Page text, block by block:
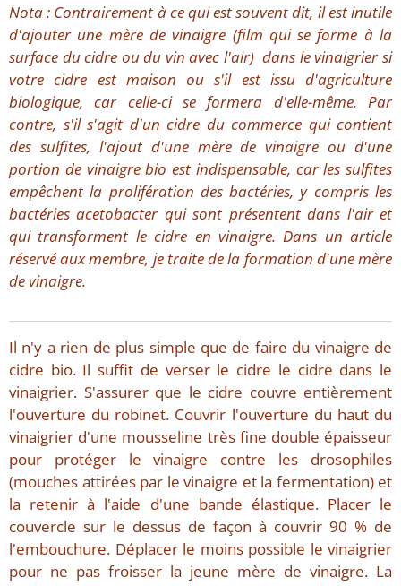
Nota : Contrairement à ce qui est souvent dit, il est inutile
d'ajouter une mère de vinaigre (film qui se forme à la
surface du cidre ou du vin avec l'air) dans le vinaigrier si
votre cidre est maison ou s'il est issu d'agriculture
biologique, car celle-ci se formera d'elle-même. Par
contre, s'il s'agit d'un cidre du commerce qui contient
des sulfites, l'ajout d'une mère de vinaigre ou d'une
portion de vinaigre bio est indispensable, car les sulfites
empêchent la prolifération des bactéries, y compris les
bactéries acetobacter qui sont présentent dans l'air et
qui transforment le cidre en vinaigre. Dans un article
réservé aux membre, je traite de la formation d'une mère
de vinaigre.
Il n'y a rien de plus simple que de faire du vinaigre de
cidre bio. Il suffit de verser le cidre le cidre dans le
vinaigrier. S'assurer que le cidre couvre entièrement
l'ouverture du robinet. Couvrir l'ouverture du haut du
vinaigrier d'une mousseline très fine double épaisseur
pour protéger le vinaigre contre les drosophiles
(mouches attirées par le vinaigre et la fermentation) et
la retenir à l'aide d'une bande élastique. Placer le
couvercle sur le dessus de façon à couvrir 90 % de
l'embouchure. Déplacer le moins possible le vinaigrier
pour ne pas froisser la jeune mère de vinaigre. La